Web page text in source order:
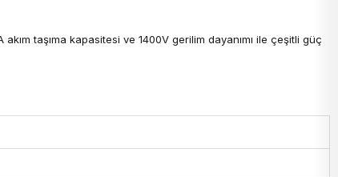
taşıma kapasitesi ve 1400V gerilim dayanımı ile çeşitli güç